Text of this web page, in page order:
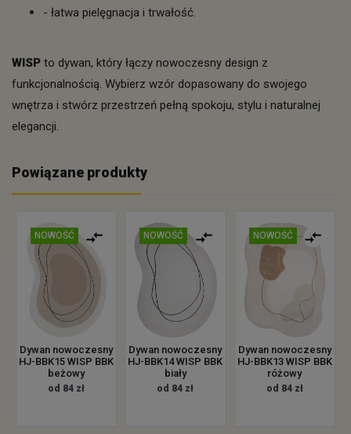
- łatwa pielęgnacja i trwałość.
WISP to dywan, który łączy nowoczesny design z
funkcjonalnością. Wybierz wzór dopasowany do swojego
wnętrza i stwórz przestrzeń pełną spokoju, stylu i naturalnej
elegancji.
Powiązane produkty
NOWOŚĆ
Dywan nowoczesny
HJ-BBK15 WISP BBK
beżowy
od 84 zł
NOWOŚĆ
Dywan nowoczesny
HJ-BBK14 WISP BBK
biały
od 84 zł
NOWOŚĆ
Dywan nowoczesny
HJ-BBK13 WISP BBK
różowy
od 84 zł